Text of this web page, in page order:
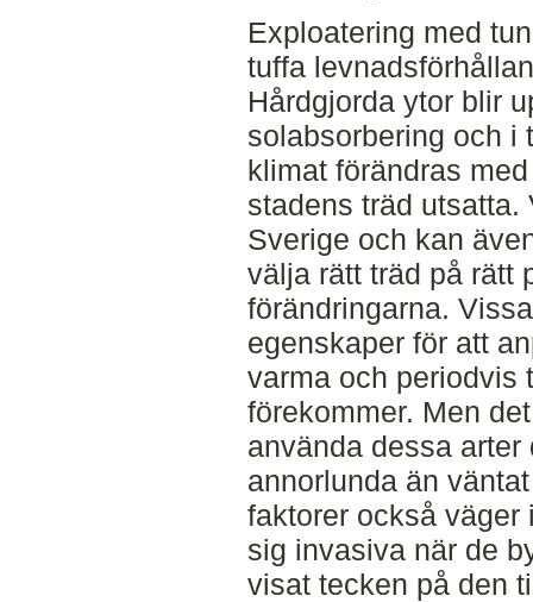
Exploatering med
tuffa
Hårdgjorda ytor blir
solabsorbering och i
klimat förändras
stadens träd utsatta.
Sverige och kan
välja rätt träd på rätt
förändringarna.
egenskaper för att
varma och periodvis
förekommer. Men
använda dessa
annorlunda än
faktorer också väger
sig invasiva när de
visat tecken på den